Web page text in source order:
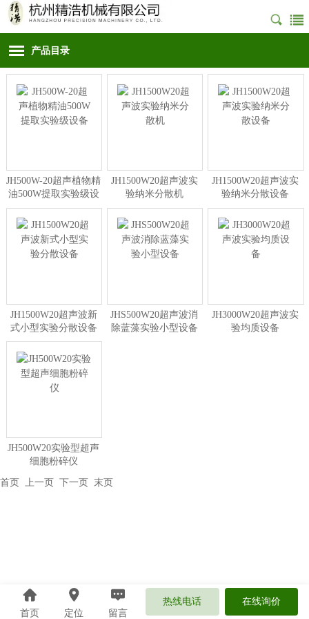
产品目录
JH500W-20超声植物精
油500W提取实验级设
备
JH1500W20超声波实
验纳米分散机
JH1500W20超声波实
验纳米分散设备
JH1500W20超声波新
式小型实验分散设备
JHS500W20超声波消
除蓝藻实验小型设备
JH3000W20超声波实
验均质设备
JH500W20实验型超声
细胞粉碎仪
首页 上一页 下一页 末页
首页 定位 留言
热线电话 在线询价